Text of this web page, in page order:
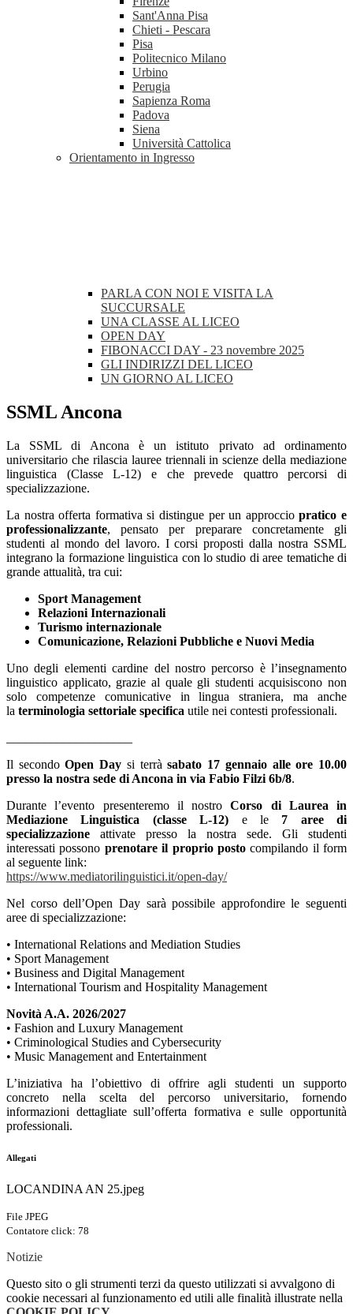
Sant'Anna Pisa
Chieti - Pescara
Pisa
Politecnico Milano
Urbino
Perugia
Sapienza Roma
Padova
Siena
Università Cattolica
Orientamento in Ingresso
PARLA CON NOI E VISITA LA
SUCCURSALE
UNA CLASSE AL LICEO
OPEN DAY
FIBONACCI DAY - 23 novembre 2025
GLI INDIRIZZI DEL LICEO
UN GIORNO AL LICEO
SSML Ancona
La SSML di Ancona è un istituto privato ad ordinamento
universitario che rilascia lauree triennali in scienze della mediazione
linguistica (Classe L-12) e che prevede quattro percorsi di
specializzazione.
La nostra offerta formativa si distingue per un approcciopratico e
professionalizzante, pensato per preparare concretamente gli
studenti al mondo del lavoro. I corsi proposti dalla nostra SSML
integrano la formazione linguistica con lo studio di aree tematiche di
grande attualità, tra cui:
Sport Management
Relazioni Internazionali
Turismo internazionale
Comunicazione, Relazioni Pubbliche e Nuovi Media
Uno degli elementi cardine del nostro percorso è l’insegnamento
linguistico applicato, grazie al quale gli studenti acquisiscono non
solo competenze comunicative in lingua straniera, ma anche
la terminologia settoriale specifica utile nei contesti professionali.
Il secondo Open Day si terrà sabato 17 gennaio alle ore 10.00
presso la nostra sede di Ancona in via Fabio Filzi 6b/8.
Durante l’evento presenteremo il nostro
Corso di Laurea in
Mediazione Linguistica (classe L-12)
e le
7 aree di
specializzazione
attivate presso la nostra sede. Gli studenti
interessati possono prenotare il proprio posto compilando il form
al seguente link:
https://www.mediatorilinguistici.it/open-day/
Nel corso dell’Open Day sarà possibile approfondire le seguenti
aree di specializzazione:
• International Relations and Mediation Studies
• Sport Management
• Business and Digital Management
• International Tourism and Hospitality Management
Novità A.A. 2026/2027
• Fashion and Luxury Management
• Criminological Studies and Cybersecurity
• Music Management and Entertainment
L’iniziativa ha l’obiettivo di offrire agli studenti un supporto
concreto nella scelta del percorso universitario, fornendo
informazioni dettagliate sull’offerta formativa e sulle opportunità
professionali.
Allegati
LOCANDINA AN 25.jpeg
File JPEG
Contatore click: 78
Notizie
Questo sito o gli strumenti terzi da questo utilizzati si avvalgono di
cookie necessari al funzionamento ed utili alle finalità illustrate nella